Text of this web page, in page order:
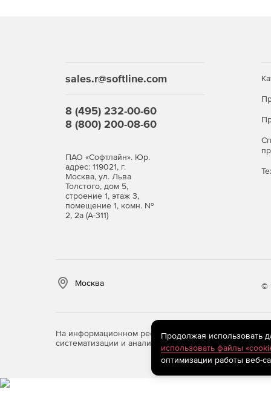
sales.r@softline.com
8 (495) 232-00-60
8 (800) 200-08-60
ПАО «Софтлайн». Юр.
адрес: 119021, г.
Москва, ул. Льва
Толстого, дом 5,
строение 1, этаж 3,
помещение 1, комн. №
2, 2а (А-311)
Москва ©
На информационном ресурсе store.softline.ru
систематизации и анализа сведений, относящихся
Продолжая использовать
использовать файлы
оптимизации работы веб-